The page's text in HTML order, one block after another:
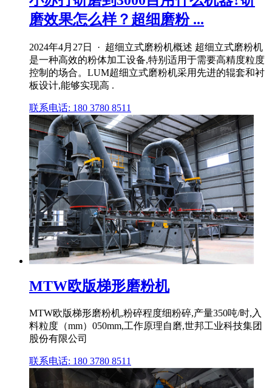
磨效果怎么样？超细磨粉 ...
2024年4月27日 · 超细立式磨粉机概述 超细立式磨粉机
是一种高效的粉体加工设备,特别适用于需要高精度粒度
控制的场合。LUM超细立式磨粉机采用先进的辊套和衬
板设计,能够实现高 .
联系电话: 180 3780 8511
MTW欧版梯形磨粉机
MTW欧版梯形磨粉机,粉碎程度细粉碎,产量350吨/时,入
料粒度（mm）050mm,工作原理自磨,世邦工业科技集团
股份有限公司
联系电话: 180 3780 8511